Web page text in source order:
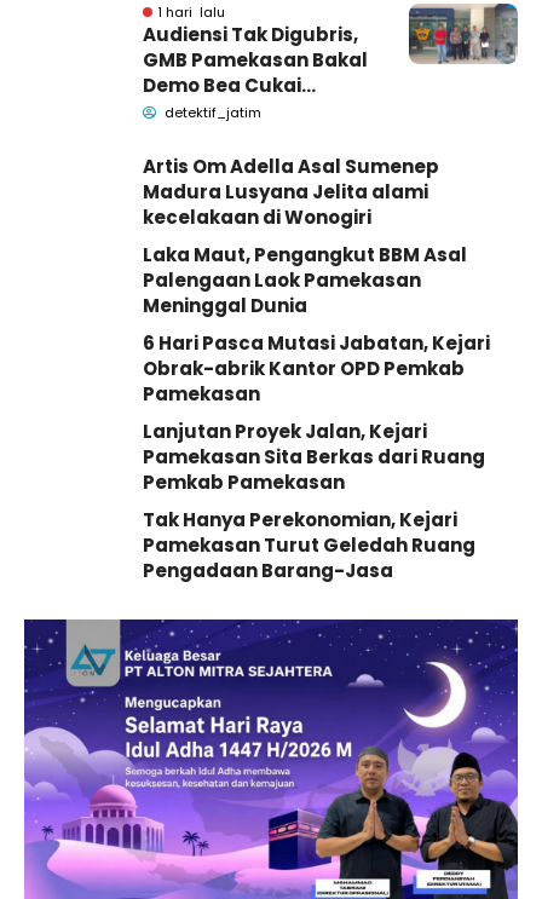
1 hari lalu
Audiensi Tak Digubris,
GMB Pamekasan Bakal
Demo Bea Cukai
Madura
detektif_jatim
Artis Om Adella Asal Sumenep
Madura Lusyana Jelita alami
kecelakaan di Wonogiri
Laka Maut, Pengangkut BBM Asal
Palengaan Laok Pamekasan
Meninggal Dunia
6 Hari Pasca Mutasi Jabatan, Kejari
Obrak-abrik Kantor OPD Pemkab
Pamekasan
Lanjutan Proyek Jalan, Kejari
Pamekasan Sita Berkas dari Ruang
Pemkab Pamekasan
Tak Hanya Perekonomian, Kejari
Pamekasan Turut Geledah Ruang
Pengadaan Barang-Jasa